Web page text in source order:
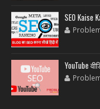
SEO Kaise
YouTube